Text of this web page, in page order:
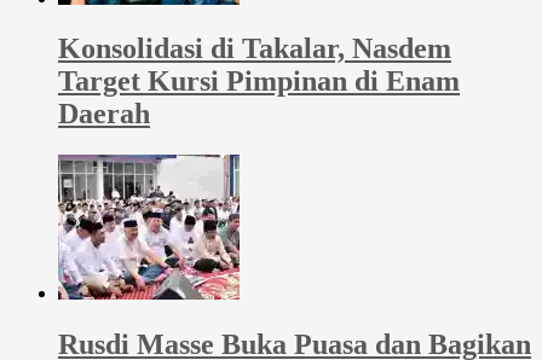
Konsolidasi di Takalar, Nasdem
Target Kursi Pimpinan di Enam
Daerah
Rusdi Masse Buka Puasa dan Bagikan